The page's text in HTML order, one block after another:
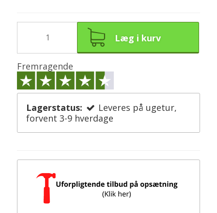
Læg i kurv
Fremragende
Lagerstatus:
Leveres på ugetur,
forvent 3-9 hverdage